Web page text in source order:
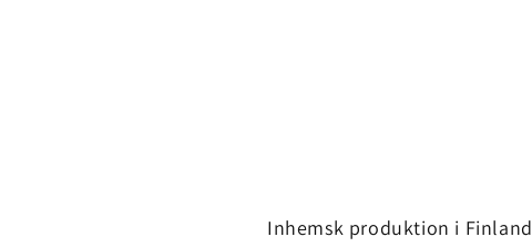
Inhemsk produktion i Finland